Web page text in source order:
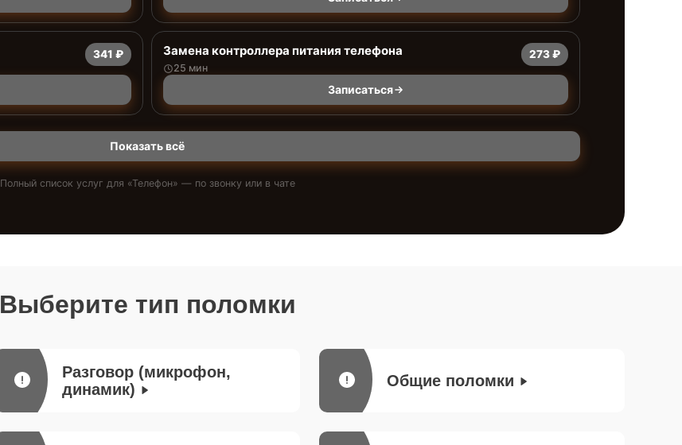
341 ₽ Замена контроллера питания телефона
25 мин
273 ₽
Записаться
Показать всё
Полный список услуг для «Телефон» — по звонку или в чате
Выберите тип поломки
Разговор (микрофон,
динамик)
Общие поломки